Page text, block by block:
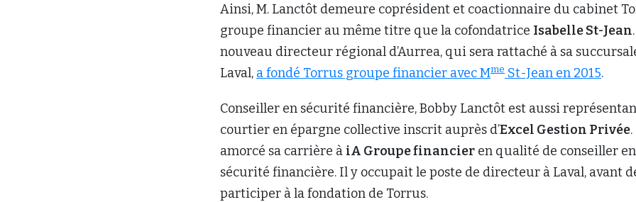
Ainsi, M. Lanctôt demeure coprésident et coactionnaire du cabinet
groupe financier au même titre que la cofondatrice Isabelle St-Jean
nouveau directeur régional d’Aurrea, qui sera rattaché à sa
Laval, a fondé Torrus groupe financier avec Mme St-Jean en 2015.
Conseiller en sécurité financière, Bobby Lanctôt est aussi
courtier en épargne collective inscrit auprès d’Excel Gestion Privée
amorcé sa carrière à iA Groupe financier en qualité de conseiller en
sécurité financière. Il y occupait le poste de directeur à Laval, avant
participer à la fondation de Torrus.